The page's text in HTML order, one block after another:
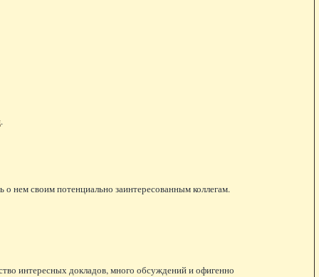
.
нем своим потенциально заинтересованным коллегам.
интересных докладов, много обсуждений и офигенно